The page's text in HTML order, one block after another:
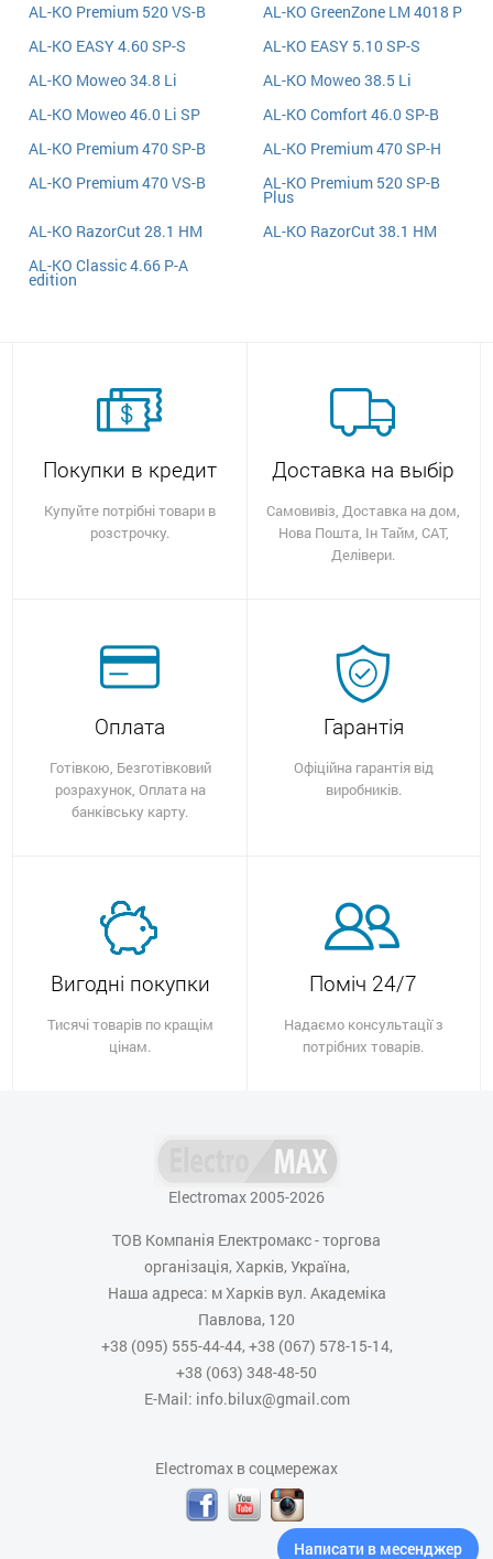
AL-KO Premium 520 VS-B
AL-KO GreenZone LM 4018 P
AL-KO EASY 4.60 SP-S
AL-KO EASY 5.10 SP-S
AL-KO Moweo 34.8 Li
AL-KO Moweo 38.5 Li
AL-KO Moweo 46.0 Li SP
AL-KO Comfort 46.0 SP-B
AL-KO Premium 470 SP-B
AL-KO Premium 470 SP-H
AL-KO Premium 470 VS-B
AL-KO Premium 520 SP-B
Plus
AL-KO RazorCut 28.1 HM
AL-KO RazorCut 38.1 HM
AL-KO Classic 4.66 P-A
edition
Покупки в кредит
Купуйте потрібні товари в
розстрочку.
Доставка на выбір
Самовивіз, Доставка на дом,
Нова Пошта, Ін Тайм, САТ,
Делівери.
Оплата
Готівкою, Безготівковий
розрахунок, Оплата на
банківську карту.
Гарантія
Офіційна гарантія від
виробників.
Вигодні покупки
Тисячі товарів по кращім
цінам.
Поміч 24/7
Надаємо консультації з
потрібних товарів.
Electromax 2005-2026
ТОВ Компанія Електромакс - торгова
організація, Харків, Україна,
Наша адреса: м Харків вул. Академіка
Павлова, 120
+38 (095) 555-44-44, +38 (067) 578-15-14,
+38 (063) 348-48-50
E-Mail: info.bilux@gmail.com
Electromax в соцмережах
Написати в месенджер